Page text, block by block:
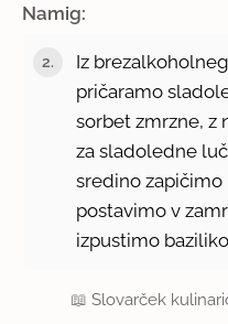
Namig:
Iz
pričaramo
sorbet zmrzne,
za sladoledne
sredino
postavimo v
izpustimo
📖Slovarček